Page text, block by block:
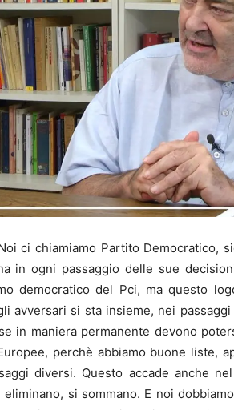
ci chiamiamo Partito Democratico,
in ogni passaggio delle sue
democratico del Pci, ma questo
avversari si sta insieme, nei
in maniera permanente devono
perchè abbiamo buone liste,
diversi. Questo accade anche
si sommano. E noi